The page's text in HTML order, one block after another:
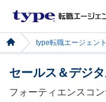
type転職エージェン
セールス＆デジ
フォーティエンスコ